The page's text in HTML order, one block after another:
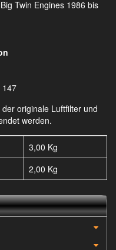
Twin Engines 1986 bis
147
originale Luftfilter und
werden.
3,00 Kg
2,00 Kg